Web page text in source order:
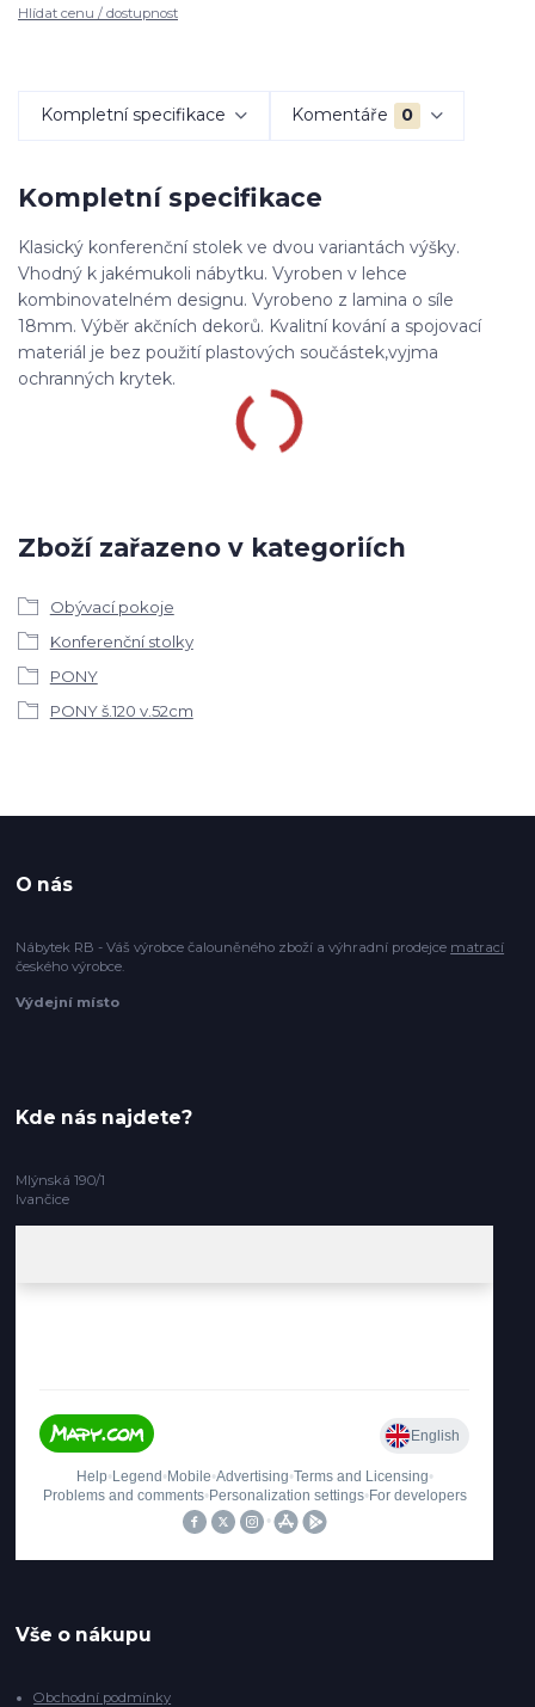
Hlídat cenu / dostupnost
Kompletní specifikace Komentáře 0
Kompletní specifikace
Klasický konferenční stolek ve dvou variantách výšky.
Vhodný k jakémukoli nábytku. Vyroben v lehce
kombinovatelném designu. Vyrobeno z lamina o síle
18mm. Výběr akčních dekorů. Kvalitní kování a spojovací
materiál je bez použití plastových součástek,vyjma
ochranných krytek.
Zboží zařazeno v kategoriích
Obývací pokoje
Konferenční stolky
PONY
PONY š.120 v.52cm
O nás
Nábytek RB - Váš výrobce čalouněného zboží a výhradní prodejce matrací
českého výrobce.
Výdejní místo
Kde nás najdete?
Mlýnská 190/1
Ivančice
Vše o nákupu
Obchodní podmínky